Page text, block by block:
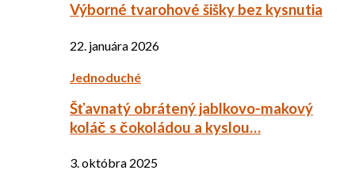
Výborné tvarohové šišky bez kysnutia
22. januára 2026
Jednoduché
Šťavnatý obrátený jablkovo-makový
koláč s čokoládou a kyslou…
3. októbra 2025